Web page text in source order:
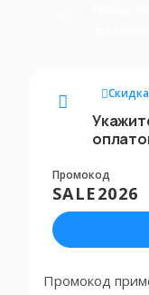
Промокод
SALE2026
Промокод